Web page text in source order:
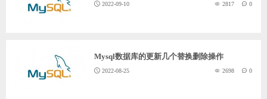
2022-09-10 2817 0
Mysql数据库的更新几个替换删除操作
2022-08-25 2698 0